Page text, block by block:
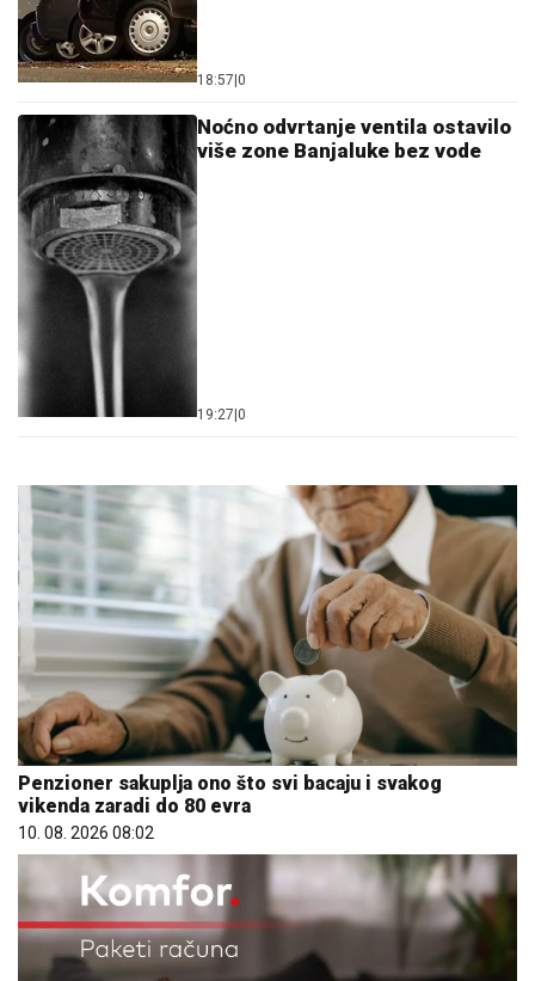
18:57 0
Noćno odvrtanje ventila ostavilo
više zone Banjaluke bez vode
19:27 0
Penzioner sakuplja ono što svi bacaju i svakog
vikenda zaradi do 80 evra
10. 08. 2026 08:02